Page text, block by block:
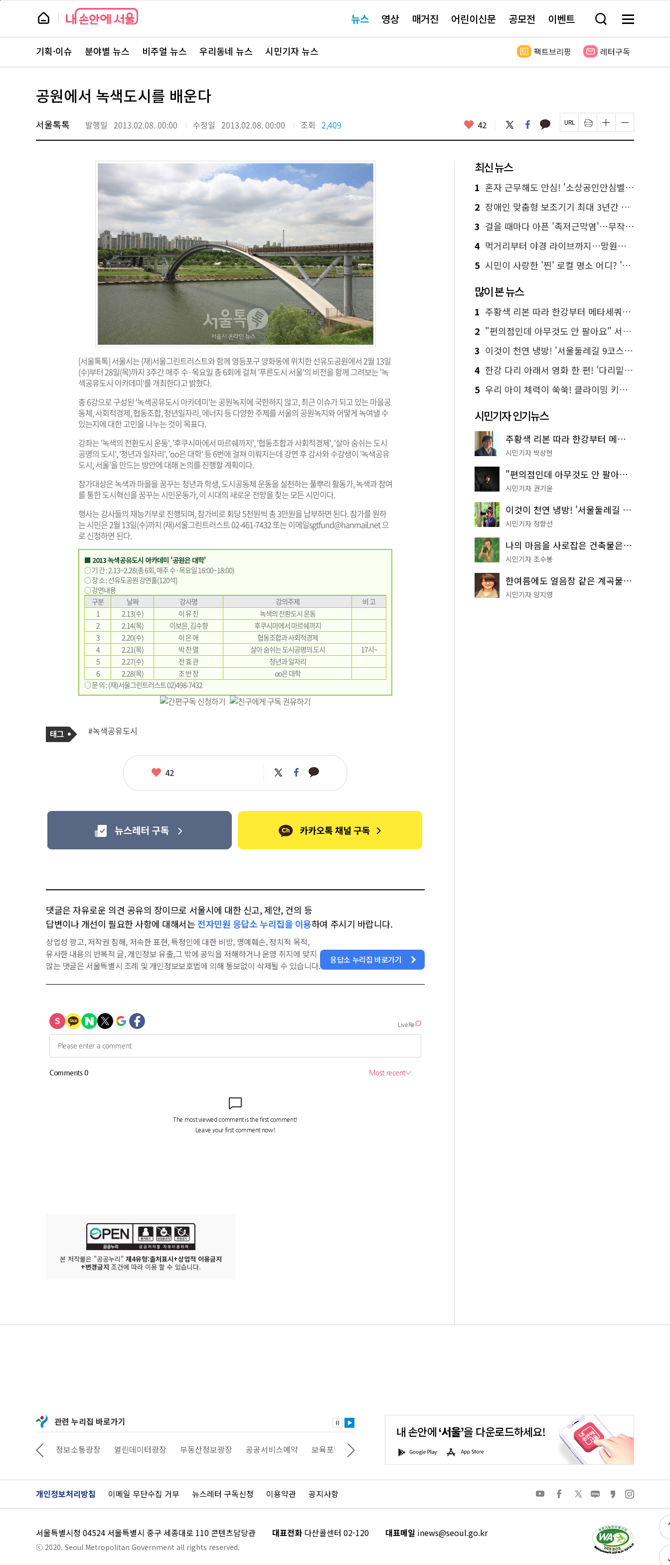
본
뉴
스 요뉴스 영상 매거진 어린이신문 공모전 이벤트 검
창
기
메
전
보
뉴
스
주
서
바
로
기획·이슈 분야별 뉴스 비주얼 뉴스 우리동네 뉴스 시민기자 뉴스 팩트브리핑 레터구독
공원에서 녹색도시를 배운다
서울톡톡 발행일 2013.02.08. 00:00 수정일 2013.02.08. 00:00 조회 2,409 좋
요
42 트
위
터
페
이
스
카
카 페
이
지
인
쇄
하
글
자
크
하
기
글
자
크
하
기
[서울톡톡] 서울시는 (재)서울그린트러스트와 함께 영등포구 양화동에 위치한 선유도공원에서 2월 13일
(수)부터 28일(목)까지 3주간 매주 수·목요일 총 6회에 걸쳐 '푸른도시 서울'의 비전을 함께 그려보는 '녹
색공유도시 아카데미'를 개최한다고 밝혔다.
총 6강으로 구성된 '녹색공유도시 아카데미'는 공원녹지에 국한하지 않고, 최근 이슈가 되고 있는 마을공
동체, 사회적경제, 협동조합, 청년일자리, 에너지 등 다양한 주제를 서울의 공원녹지와 어떻게 녹여낼 수
있는지에 대한 고민을 나누는 것이 목표다.
강좌는 '녹색의 전환도시 운동', '후쿠시마에서 마르쉐까지', '협동조합과 사회적경제', '살아 숨쉬는 도시
공명의 도시', '청년과 일자리', 'oo은 대학' 등 6번에 걸쳐 이뤄지는데 강연 후 강사와 수강생이 '녹색공유
도시, 서울'을 만드는 방안에 대해 논의를 진행할 계획이다.
참가대상은 녹색과 마을을 꿈꾸는 청년과 학생, 도시공동체 운동을 실천하는 풀뿌리 활동가, 녹색과 참여
를 통한 도시혁신을 꿈꾸는 시민운동가, 이 시대의 새로운 전망을 찾는 모든 시민이다.
행사는 강사들의 재능기부로 진행되며, 참가비로 회당 5천원씩 총 3만원을 납부하면 된다. 참가를 원하
는 시민은 2월 13일(수)까지 (재)서울그린트러스트 02-461-7432 또는 이메일sgtfund@hanmail.net으
로 신청하면 된다.
■ 2013 녹색공유도시 아카데미 '공원은 대학'
○ 기 간 : 2.13~2.28(총 6회, 매주 수·목요일 16:00~18:00)
○ 장 소 : 선유도공원 강연홀(120석)
○ 강연내용
구분
날짜 강사명 강의주제
비 고
1
2.13(수) 이 유 진
녹색의 전환도시 운동
2
2.14(목) 이보은, 김수향
후쿠시마에서 마르쉐까지
3
2.20(수) 이 은 애
협동조합과 사회적경제
4
2.21(목) 박 찬 열 살아 숨쉬는 도시공명의 도시
17시~
5
2.27(수) 전 효 관
청년과 일자리
6
2.28(목) 조 반 장
oo은 대학
○ 문 의 : (재)서울그린트러스트 02)498-7432
사
태
그
#녹색공유도시
좋
42 트
위
페
이
카
카
댓글은 자유로운 의견 공유의 장이므로 서울시에 대한 신고, 제안, 건의 등
답변이나 개선이 필요한 사항에 대해서는 전자민원 응답소 누리집을 이용하여 주시기 바랍니다.
상업성 광고, 저작권 침해, 저속한 표현, 특정인에 대한 비방, 명예훼손, 정치적 목적,
유사한 내용의 반복적 글, 개인정보 유출,그 밖에 공익을 저해하거나 운영 취지에 맞지
않는 댓글은 서울특별시 조례 및 개인정보보호법에 의해 통보없이 삭제될 수 있습니다.
응답소 누리집 바로가기
본 저작물은 "공공누리" 제4유형:출처표시+상업적 이용금지
+변경금지 조건에 따라 이용 할 수 있습니다.
최신 뉴스
1 혼자 근무해도 안심! '소상공인안심벨' 신청하세요
2 장애인 맞춤형 보조기기 최대 3년간 무상 대여…삶의 질 높인다
3 걸을 때마다 아픈 '족저근막염'…무작정 참지 말고 '이것' 해보세요!
4 먹거리부터 야경 라이브까지…망원한강공원 알짜 코스
5 시민이 사랑한 '찐' 로컬 명소 어디? '서울에디션25' 추천 코스
많이 본 뉴스
1 주황색 리본 따라 한강부터 메타세쿼이아 숲길까지…서울둘레길 15코스
2 "편의점인데 아무것도 안 팔아요" 서울에서 가장 특별한 편의점의 정체
3 이것이 천연 냉방! '서울둘레길 9코스'로 숲속 피서 떠나볼까
4 한강 다리 아래서 영화 한 편! '다리밑 영화관' 무료 상영
5 우리 아이 체력이 쑥쑥! 클라이밍 키즈카페·어린이 체력장
시민기자 인기뉴스
주황색 리본 따라 한강부터 메타세쿼이아 숲길까지…서울둘레길 15코스
시민기자 박상현
"편의점인데 아무것도 안 팔아요" 서울에서 가장 특별한 편의점의 정체
시민기자 권기윤
이것이 천연 냉방! '서울둘레길 9코스'로 숲속 피서 떠나볼까
시민기자 정향선
나의 마음을 사로잡은 건축물은? '서울시 건축상' 수상작 공개!
시민기자 조수봉
한여름에도 얼음장 같은 계곡물! 서울 '진관사 계곡'이 천국이네~
시민기자 양지영
관련 누리집 바로가기
상대로 서울 정보소통광장 열린데이터광장 부동산정보광장 공공서비스예약 보육포털 문화포털 평생학습포털 대기환경정보 에코마일리지
내
울'을
다
로
요!
G
o
o
l
a
A
p
p
t
개인정보처리방침 이메일 무단수집 거부 뉴스레터 구독신청 이용약관 공지사항 유
브
페
이
스
트
위
터
네
이
버
그
카
카
오
토
리
인
스
타
서울특별시청 04524 서울특별시 중구 세종대로 110 콘텐츠담당관 대표전화 다산콜센터 02-120 대표메일 inews@seoul.go.kr
ⓒ 2020. Seoul Metropolitan Government all rights reserved.
페